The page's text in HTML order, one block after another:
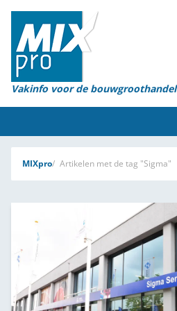
Vakinfo voor de bouwgroothandel
Home
Magazines
Organisaties
Marktcijfers
Partners
MIXpro Artikelen met de tag "Sigma"